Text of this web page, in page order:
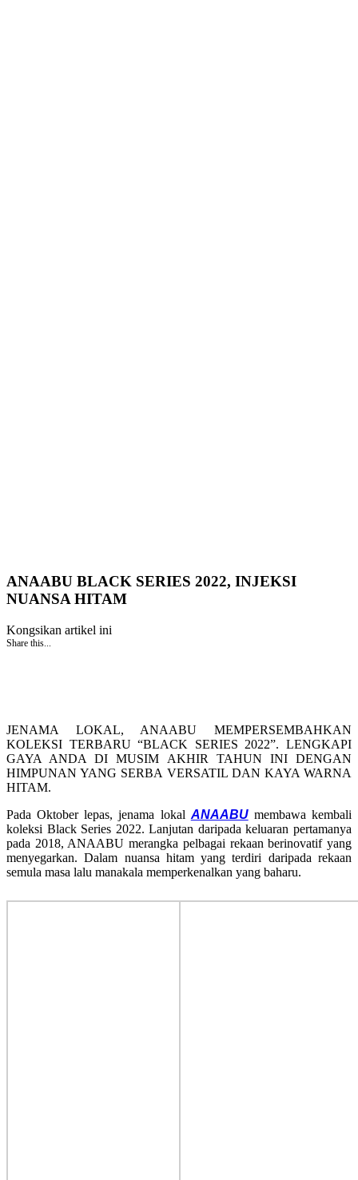
ANAABU BLACK SERIES 2022, INJEKSI
NUANSA HITAM
Kongsikan artikel ini
Share this...
JENAMA LOKAL, ANAABU MEMPERSEMBAHKAN
KOLEKSI TERBARU “BLACK SERIES 2022”. LENGKAPI
GAYA ANDA DI MUSIM AKHIR TAHUN INI DENGAN
HIMPUNAN YANG SERBA VERSATIL DAN KAYA WARNA
HITAM.
Pada Oktober lepas, jenama lokal ANAABUmembawa kembali
koleksi Black Series 2022. Lanjutan daripada keluaran pertamanya
pada 2018, ANAABU merangka pelbagai rekaan berinovatif yang
menyegarkan. Dalam nuansa hitam yang terdiri daripada rekaan
semula masa lalu manakala memperkenalkan yang baharu.